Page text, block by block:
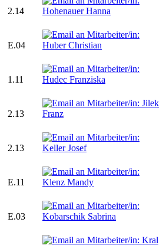
2.14
E.04
1.11
2.13
2.13
E.11
E.03